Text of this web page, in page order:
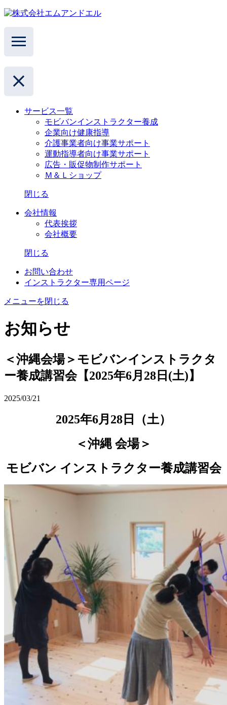
サービス一覧
モビバンインストラクター養成
企業向け健康指導
介護事業者向け事業サポート
運動指導者向け事業サポート
広告・販促物制作サポート
Ｍ＆Ｌショップ
閉じる
会社情報
代表挨拶
会社概要
閉じる
お問い合わせ
インストラクター専用ページ
メニューを閉じる
お知らせ
＜沖縄会場＞モビバンインストラクタ
ー養成講習会【2025年6月28日(土)】
2025/03/21
2025年6月28 日（土）
＜沖縄 会場＞
モビバン インストラクター養成講習会